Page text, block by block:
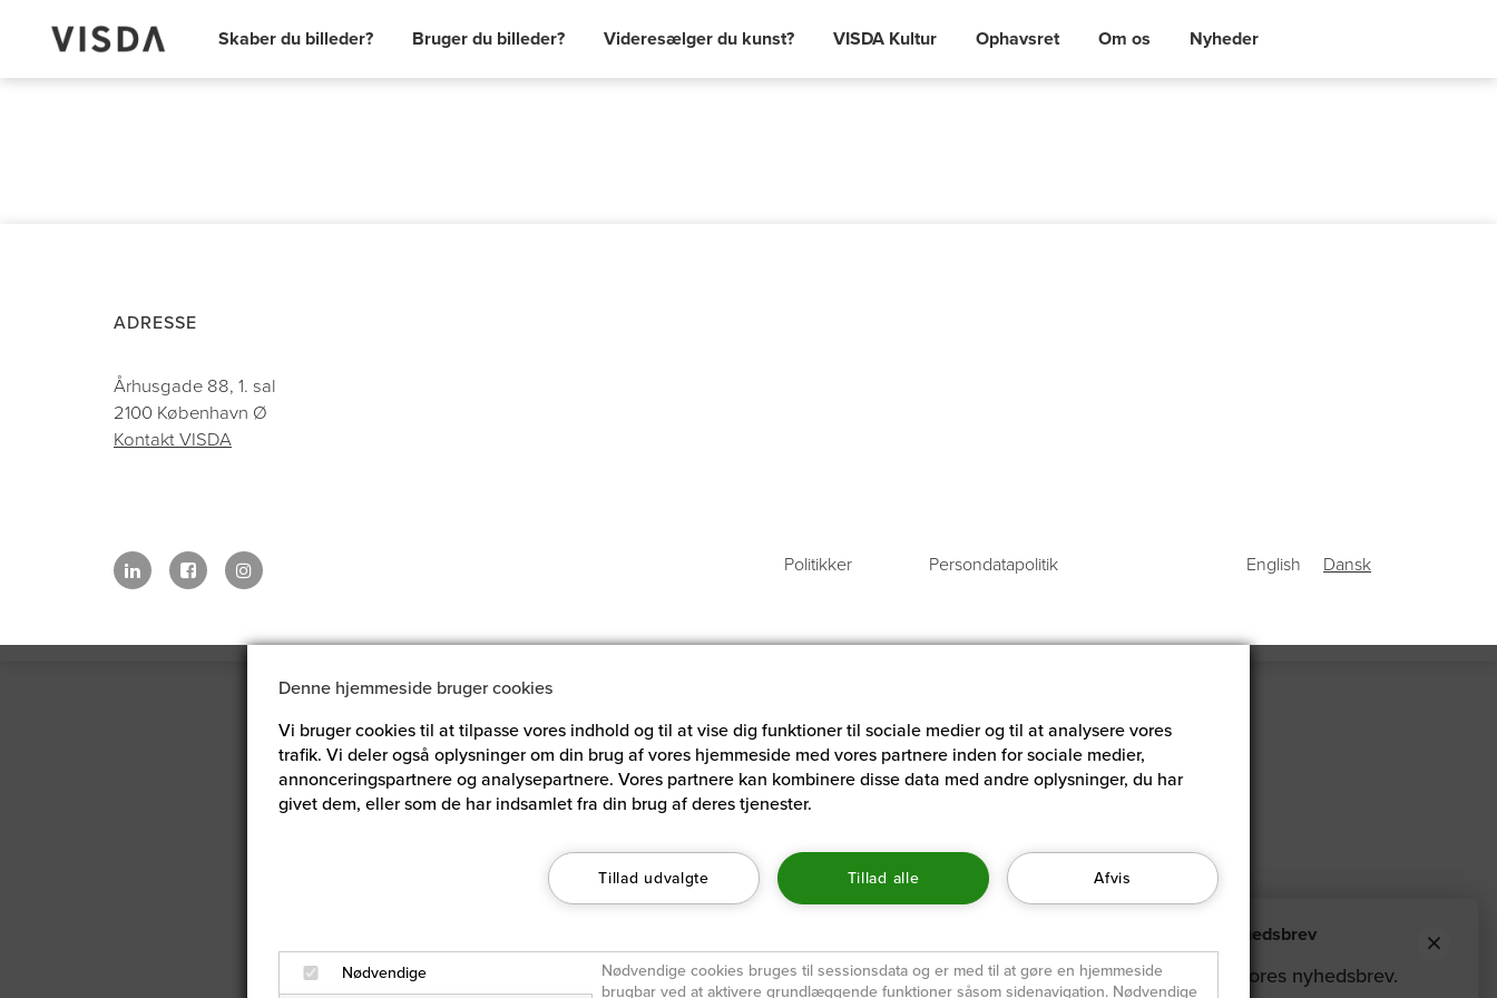
Skaber du billeder? Bruger du billeder? Videresælger du kunst? VISDA Kultur Ophavsret Om os Nyheder
‹ Tilbage
ADRESSE
Århusgade 88, 1. sal
2100 København Ø
Kontakt VISDA
Politikker Persondatapolitik Dansk
English
×
Nyhedsbrev
Tilmeld dig vores nyhedsbrev.
Denne hjemmeside bruger cookies
Vi bruger cookies til at tilpasse vores indhold og til at vise dig funktioner til sociale medier og til at analysere vores
trafik. Vi deler også oplysninger om din brug af vores hjemmeside med vores partnere inden for sociale medier,
annonceringspartnere og analysepartnere. Vores partnere kan kombinere disse data med andre oplysninger, du har
givet dem, eller som de har indsamlet fra din brug af deres tjenester.
Tillad udvalgte Tillad alle Afvis
Nødvendige
Nødvendige cookies bruges til sessionsdata og er med til at gøre en hjemmeside
brugbar ved at aktivere grundlæggende funktioner såsom sidenavigation. Nødvendige